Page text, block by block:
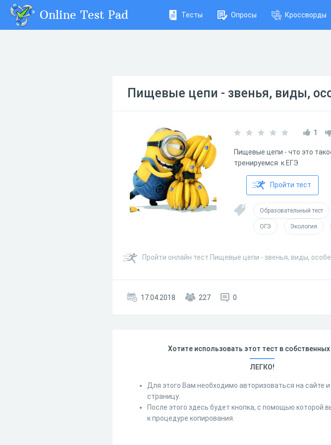
Online Test Pad Тесты Опросы Кроссворды
Пищевые цепи - звенья, виды,
1
Пищевые цепи - что это
тренируемся к ЕГЭ
Пройти тест
Образовательный тест
ОГЭ Экология
Пройти онлайн тест Пищевые цепи - звенья, виды,
17.04.2018 227 0
Хотите использовать этот тест в
ЛЕГКО!
Для этого Вам необходимо авторизоваться на сайте и
страницу.
После этого здесь будет кнопка, с помощью которой
к процедуре копирования.